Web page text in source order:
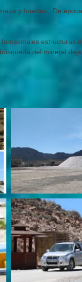
y huertas,. De
fantasmales estructuras
del mineral